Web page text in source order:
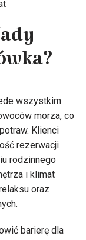
wszystkim
morza, co
Klienci
rezerwacji
rodzinnego
i klimat
oraz
barierę dla